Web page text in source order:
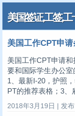
美国签证,工签,
解决方案
美国工作CPT申
美国工作CPT申请
要和国际学生办公室
1、最新I-20，护照
PT的推荐表格；3、
2018年3月19日 | 发